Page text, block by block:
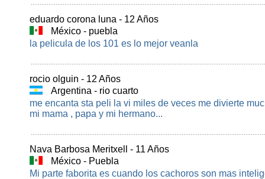
eduardo corona luna - 12 Años
México - puebla
la pelicula de los 101 es lo mejor veanla
rocio olguin - 12 Años
Argentina - rio cuarto
me encanta sta peli la vi miles de veces me divierte
mi mama , papa y mi hermano...
Nava Barbosa Meritxell - 11 Años
México - Puebla
Mi parte faborita es cuando los cachoros son mas